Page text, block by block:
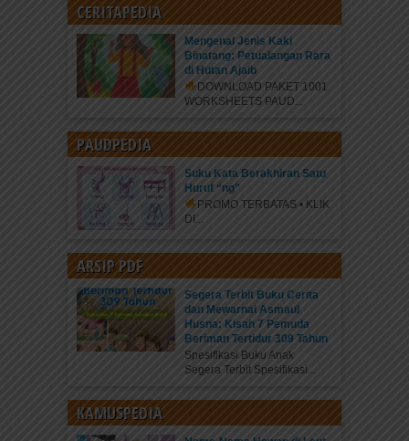
CERITAPEDIA
Mengenal Jenis Kaki
Binatang: Petualangan Rara
di Hutan Ajaib
DOWNLOAD PAKET 1001
WORKSHEETS PAUD...
PAUDPEDIA
Suku Kata Berakhiran Satu
Huruf “ng”
PROMO TERBATAS • KLIK
DI...
ARSIP PDF
Segera Terbit Buku Cerita
dan Mewarnai Asmaul
Husna: Kisah 7 Pemuda
Beriman Tertidur 309 Tahun
Spesifikasi Buku Anak
Segera Terbit Spesifikasi...
KAMUSPEDIA